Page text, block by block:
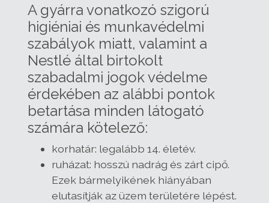
A gyárra vonatkozó szigorú
higiéniai és munkavédelmi
szabályok miatt, valamint a
Nestlé által birtokolt
szabadalmi jogok védelme
érdekében az alábbi pontok
betartása minden látogató
számára kötelező:
korhatár: legalább 14. életév.
ruházat: hosszú nadrág és zárt cipő.
Ezek bármelyikének hiányában
elutasítják az üzem területére lépést.